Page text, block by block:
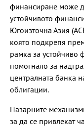
финансиране може
устойчивото
Югоизточна Азия
която подкрепя
рамка за устойчиво
помогнало за
централната банка
облигации.
Пазарните
за да се привлекат